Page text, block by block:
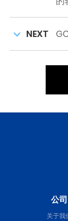
NEXT
公司
关于我